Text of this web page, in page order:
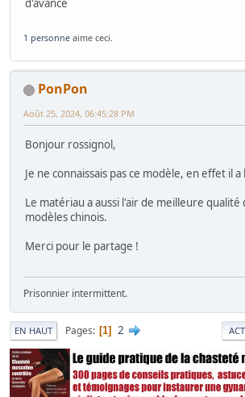
d'avance
1 personne aime ceci.
PonPon
Août 25, 2024, 06:45:28 PM
Bonjour rossignol,
Je ne connaissais pas ce modèle, en effet il
Le matériau a aussi l'air de meilleure
modèles chinois.
Merci pour le partage !
Prisonnier intermittent.
EN HAUT Pages 1 2